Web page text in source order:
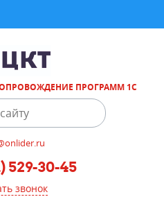
ПРОГРАММ 1С
529-30-45
звонок